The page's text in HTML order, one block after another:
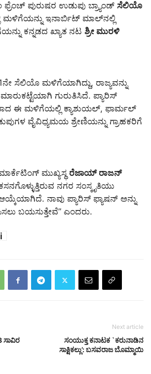
ಫ್ರೆಂಚ್ ಪುರುಷರ ಉಡುಪು ಬ್ರ್ಯಾಂಡ್ ಸೆಲಿಯೊ
ಮಳಿಗೆಯನ್ನು ಇನಾರ್ಬಿಟ್ ಮಾಲ್‌ನಲ್ಲಿ
ಕನ್ನಡದ ಖ್ಯಾತ ನಟ ಶ್ರೀ ಮುರಳಿ
ಸೆಲಿಯೊ ಮಳಿಗೆಯಾಗಿದ್ದು, ರಾಜ್ಯವನ್ನು
ಗುರುತಿಸಿದೆ. ಪ್ಯಾರಿಸ್‌
ಈ ಮಳಿಗೆಯಲ್ಲಿ ಕ್ಯಾಶುಯಲ್, ಫಾರ್ಮಲ್
ವೈವಿಧ್ಯಮಯ ಶ್ರೇಣಿಯನ್ನು ಗ್ರಾಹಕರಿಗೆ
ಮುಖ್ಯಸ್ಥ ರೆಜಾಯ್ ರಾಜನ್
ನಗರ ಸಂಸ್ಕೃತಿಯು
ನಾವು ಪ್ಯಾರಿಸ್ ಫ್ಯಾಷನ್ ಅನ್ನು
ಬಯಸುತ್ತೇವೆ” ಎಂದರು.
ಸಾವಿರ
Next article
ಸಂಯುಕ್ತ ಕನಾಟಕ `ಕರುನಾಡಿನ
ಸಾಕ್ಷಿಕಲ್ಲು’: ಬಸವರಾಜ ಬೊಮ್ಮಾಯಿ